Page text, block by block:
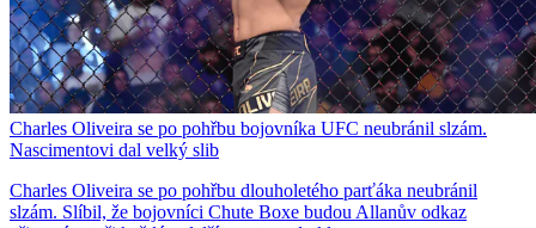
Charles Oliveira se po pohřbu bojovníka UFC neubránil slzám.
Nascimentovi dal velký slib
Charles Oliveira se po pohřbu dlouholetého parťáka neubránil
slzám. Slíbil, že bojovníci Chute Boxe budou Allanův odkaz